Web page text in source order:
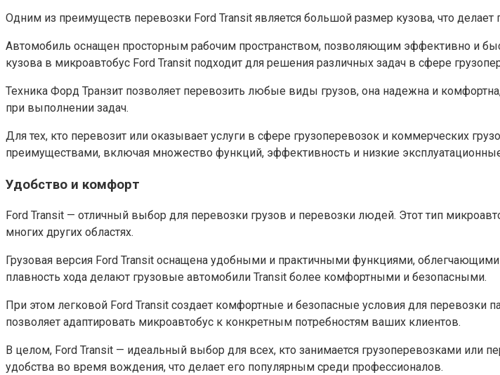
Одним из преимуществ перевозки Ford Transit является большой размер кузова, что
Автомобиль оснащен просторным рабочим пространством, позволяющим эффективно и
кузова в микроавтобус Ford Transit подходит для решения различных задач в сфере
Техника Форд Транзит позволяет перевозить любые виды грузов, она надежна и
при выполнении задач.
Для тех, кто перевозит или оказывает услуги в сфере грузоперевозок и коммерческих
преимуществами, включая множество функций, эффективность и низкие
Удобство и комфорт
Ford Transit — отличный выбор для перевозки грузов и перевозки людей. Этот тип
многих других областях.
Грузовая версия Ford Transit оснащена удобными и практичными функциями,
плавность хода делают грузовые автомобили Transit более комфортными и безопасными.
При этом легковой Ford Transit создает комфортные и безопасные условия для
позволяет адаптировать микроавтобус к конкретным потребностям ваших клиентов.
В целом, Ford Transit — идеальный выбор для всех, кто занимается грузоперевозками или
удобства во время вождения, что делает его популярным среди профессионалов.